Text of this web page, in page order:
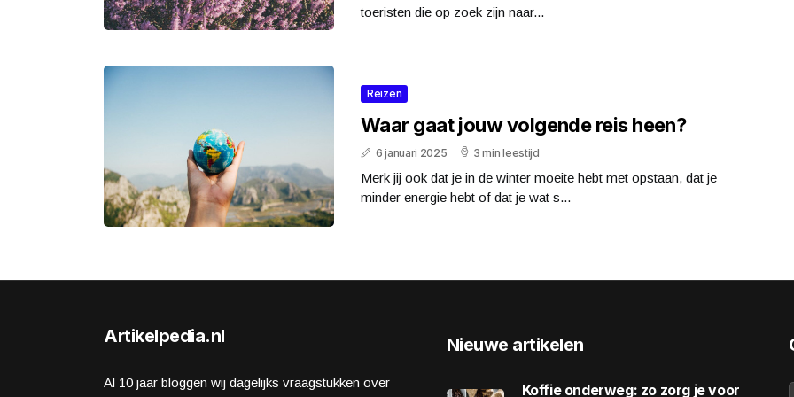
toeristen die op zoek zijn naar...
Reizen
Waar gaat jouw volgende reis heen?
6 januari 2025 3 min leestijd
Merk jij ook dat je in de winter moeite hebt met opstaan, dat je
minder energie hebt of dat je wat s...
Artikelpedia.nl
Al 10 jaar bloggen wij dagelijks vraagstukken over
Nieuwe artikelen
Koffie onderweg: zo zorg je voor